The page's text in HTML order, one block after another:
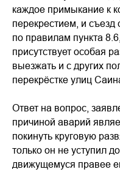
каждое примыкание к
перекрестием, и
по правилам пункта
присутствует особая
выезжать и с других
перекрёстке улиц
Ответ на вопрос,
причиной аварий
покинуть круговую
только он не уступил
движущемуся правее